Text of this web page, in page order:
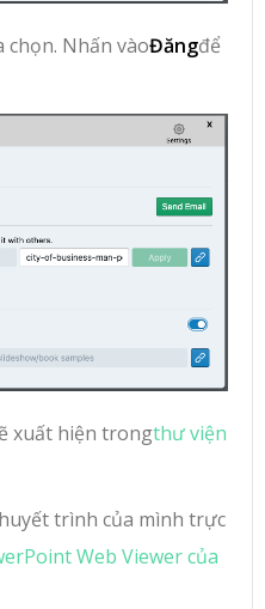
chọn. Nhấn vàoĐăngđể
xuất hiện trongthư viện
trình của mình trực
Web Viewer của